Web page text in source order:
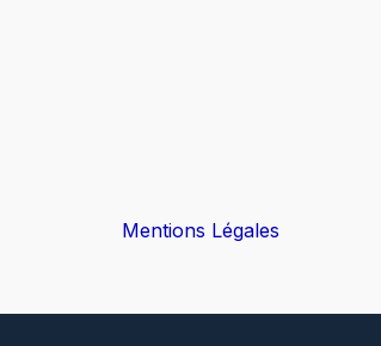
Mentions Légales